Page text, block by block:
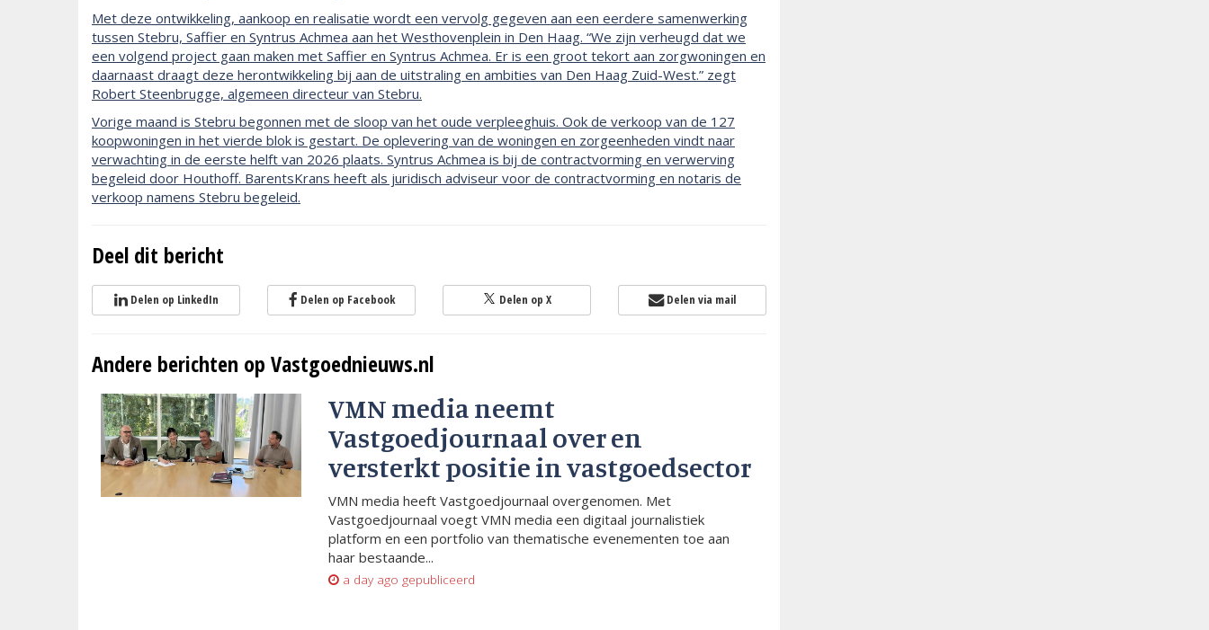
Met deze ontwikkeling, aankoop en realisatie wordt een vervolg gegeven aan een eerdere samenwerking
tussen Stebru, Saffier en Syntrus Achmea aan het Westhovenplein in Den Haag. “We zijn verheugd dat we
een volgend project gaan maken met Saffier en Syntrus Achmea. Er is een groot tekort aan zorgwoningen en
daarnaast draagt deze herontwikkeling bij aan de uitstraling en ambities van Den Haag Zuid-West.” zegt
Robert Steenbrugge, algemeen directeur van Stebru.
Vorige maand is Stebru begonnen met de sloop van het oude verpleeghuis. Ook de verkoop van de 127
koopwoningen in het vierde blok is gestart. De oplevering van de woningen en zorgeenheden vindt naar
verwachting in de eerste helft van 2026 plaats. Syntrus Achmea is bij de contractvorming en verwerving
begeleid door Houthoff. BarentsKrans heeft als juridisch adviseur voor de contractvorming en notaris de
verkoop namens Stebru begeleid.
Deel dit bericht
Delen op LinkedIn Delen op Facebook Delen op X Delen via mail
Andere berichten op Vastgoednieuws.nl
VMN media neemt
Vastgoedjournaal over en
versterkt positie in vastgoedsector
VMN media heeft Vastgoedjournaal overgenomen. Met
Vastgoedjournaal voegt VMN media een digitaal journalistiek
platform en een portfolio van thematische evenementen toe aan
haar bestaande...
a day ago gepubliceerd